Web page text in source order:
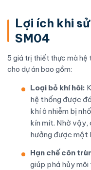
Lợi ích khi
SM04
5 giá trị thiết thực mà hệ
cho dự án bao gồm:
Loại bỏ khí hôi:
hệ thống được
khí ô nhiễm bị
kín mít. Nhờ vậy,
hưởng được một
Hạn chế côn
giúp phá hủy